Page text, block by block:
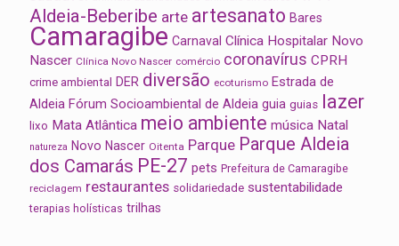
Aldeia-Beberibe arte artesanato Bares
Camaragibe Carnaval Clínica Hospitalar Novo
Nascer Clínica Novo Nascer comércio coronavírus CPRH
crime ambiental DER diversão ecoturismo Estrada de
Aldeia Fórum Socioambiental de Aldeia guia guias lazer
lixo Mata Atlântica meio ambiente música Natal
natureza Novo Nascer Oitenta Parque Parque Aldeia
dos Camarás PE-27 pets Prefeitura de Camaragibe
reciclagem restaurantes solidariedade sustentabilidade
terapias holísticas trilhas